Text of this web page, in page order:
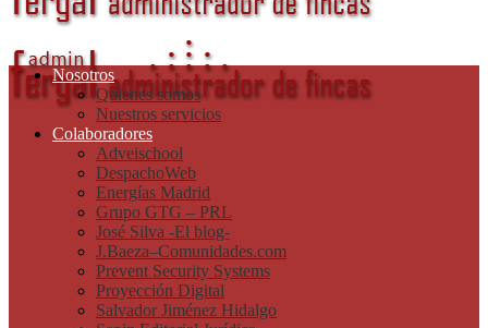
Nosotros
Quienes somos
Nuestros servicios
Colaboradores
Adveischool
DespachoWeb
Energías Madrid
Grupo GTG – PRL
José Silva -El blog-
J.Baeza–Comunidades.com
Prevent Security Systems
Proyección Digital
Salvador Jiménez Hidalgo